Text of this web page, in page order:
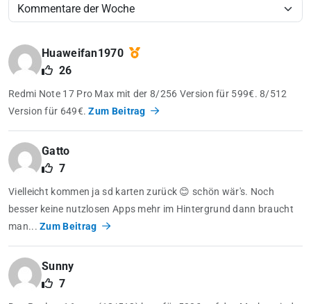
Huaweifan1970
26
Redmi Note 17 Pro Max mit der 8/256 Version für 599€. 8/512
Version für 649€.Zum Beitrag
Gatto
7
Vielleicht kommen ja sd karten zurück 😊 schön wär's. Noch
besser keine nutzlosen Apps mehr im Hintergrund dann braucht
man...Zum Beitrag
Sunny
7